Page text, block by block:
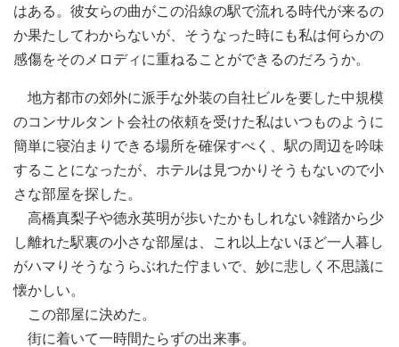
はある。彼女らの曲がこの沿線の駅で流れる時代が来るの
か果たしてわからないが、そうなった時にも私は何らかの
感傷をそのメロディに重ねることができるのだろうか。
地方都市の郊外に派手な外装の自社ビルを要した中規模
のコンサルタント会社の依頼を受けた私はいつものように
簡単に寝泊まりできる場所を確保すべく、駅の周辺を吟味
することになったが、ホテルは見つかりそうもないので小
さな部屋を探した。
高橋真梨子や徳永英明が歩いたかもしれない雑踏から少
し離れた駅裏の小さな部屋は、これ以上ないほど一人暮し
がハマりそうなうらぶれた佇まいで、妙に悲しく不思議に
懐かしい。
この部屋に決めた。
街に着いて一時間たらずの出来事。